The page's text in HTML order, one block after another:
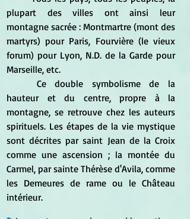
plupart des villes ont ainsi leur
montagne sacrée : Montmartre (mont des
martyrs) pour Paris, Fourvière (le vieux
forum) pour Lyon, N.D. de la Garde pour
Marseille, etc.
hauteur et du centre, propre à la
montagne, se retrouve chez les auteurs
spirituels. Les étapes de la vie mystique
sont décrites par saint Jean de la Croix
comme une ascension ; la montée du
Carmel, par sainte Thérèse d'Avila, comme
les Demeures de rame ou le Château
intérieur.